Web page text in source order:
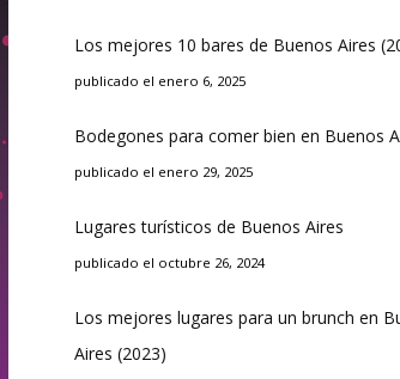
Los mejores 10 bares de Buenos Aires
publicado el enero 6, 2025
Bodegones para comer bien en Buenos
publicado el enero 29, 2025
Lugares turísticos de Buenos Aires
publicado el octubre 26, 2024
Los mejores lugares para un brunch en
Aires (2023)